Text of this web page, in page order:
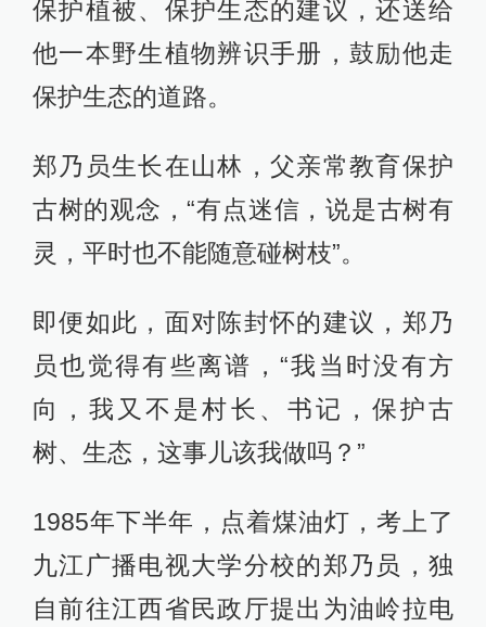
保护植被、保护生态的建议，还送给
他一本野生植物辨识手册，鼓励他走
保护生态的道路。
郑乃员生长在山林，父亲常教育保护
古树的观念，“有点迷信，说是古树有
灵，平时也不能随意碰树枝”。
即便如此，面对陈封怀的建议，郑乃
员也觉得有些离谱，“我当时没有方
向，我又不是村长、书记，保护古
树、生态，这事儿该我做吗？”
1985年下半年，点着煤油灯，考上了
九江广播电视大学分校的郑乃员，独
自前往江西省民政厅提出为油岭拉电